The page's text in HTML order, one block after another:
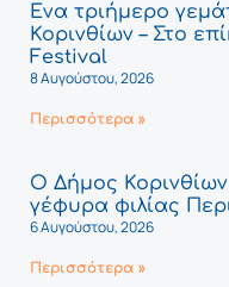
Ένα τριήμερο
Κορινθίων – Στο
Festival
8 Αυγούστου, 2026
Περισσότερα »
Ο Δήμος Κορινθίων
γέφυρα φιλίας
6 Αυγούστου, 2026
Περισσότερα »